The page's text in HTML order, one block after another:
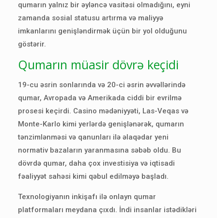
qumarın yalnız bir əyləncə vasitəsi olmadığını, eyni
zamanda sosial statusu artırma və maliyyə
imkanlarını genişləndirmək üçün bir yol olduğunu
göstərir.
Qumarın müasir dövrə keçidi
19-cu əsrin sonlarında və 20-ci əsrin əvvəllərində
qumar, Avropada və Amerikada ciddi bir evrilmə
prosesi keçirdi. Casino mədəniyyəti, Las-Veqas və
Monte-Karlo kimi yerlərdə genişlənərək, qumarın
tənzimlənməsi və qanunları ilə əlaqədar yeni
normativ bazaların yaranmasına səbəb oldu. Bu
dövrdə qumar, daha çox investisiya və iqtisadi
fəaliyyət sahəsi kimi qəbul edilməyə başladı.
Texnologiyanın inkişafı ilə onlayn qumar
platformaları meydana çıxdı. İndi insanlar istədikləri